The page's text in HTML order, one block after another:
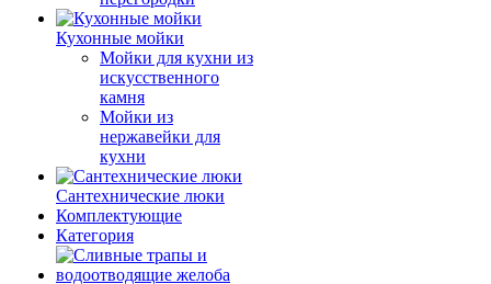
Кухонные мойки
Мойки для кухни из
искусственного
камня
Мойки из
нержавейки для
кухни
Сантехнические люки
Комплектующие
Категория